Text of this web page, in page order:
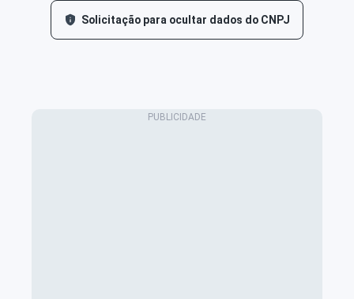
Solicitação para ocultar dados do CNPJ